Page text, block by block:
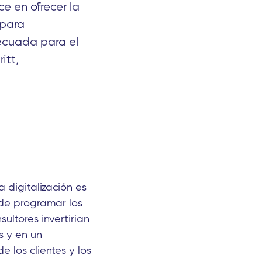
en ofrecer la
para el
digitalización es
programar los
invertirían
y en un
los clientes y los